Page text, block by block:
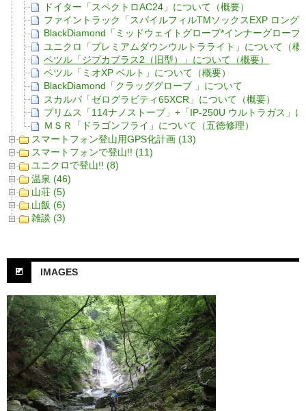
ドイター「スペクトロAC24」について（概要）
ファイントラック「スパイルフィルTMソックスEXP ロング
BlackDiamond「ミッドウェイトグローブ*インナーグローブ
ユニクロ「プレミアムダウンウルトラライト」について（概
ペツル「ジプカプラス2（旧型）」について（概要）
ペツル「ミオXP ベルト」について（概要）
BlackDiamond「クラッググローブ 」について
スカルパ「ゼログラビティ65XCR」について（概要）
プリムス「114ナノストーブ」+「IP-250U ウルトラガス」
ＭＳＲ「ドラゴンフライ」について（五徳修理）
スマートフォン登山用GPS化計画 (13)
スマートフォンで登山!! (11)
ユニクロで登山!! (8)
温泉 (46)
山荘 (5)
山飯 (6)
雑談 (3)
IMAGES